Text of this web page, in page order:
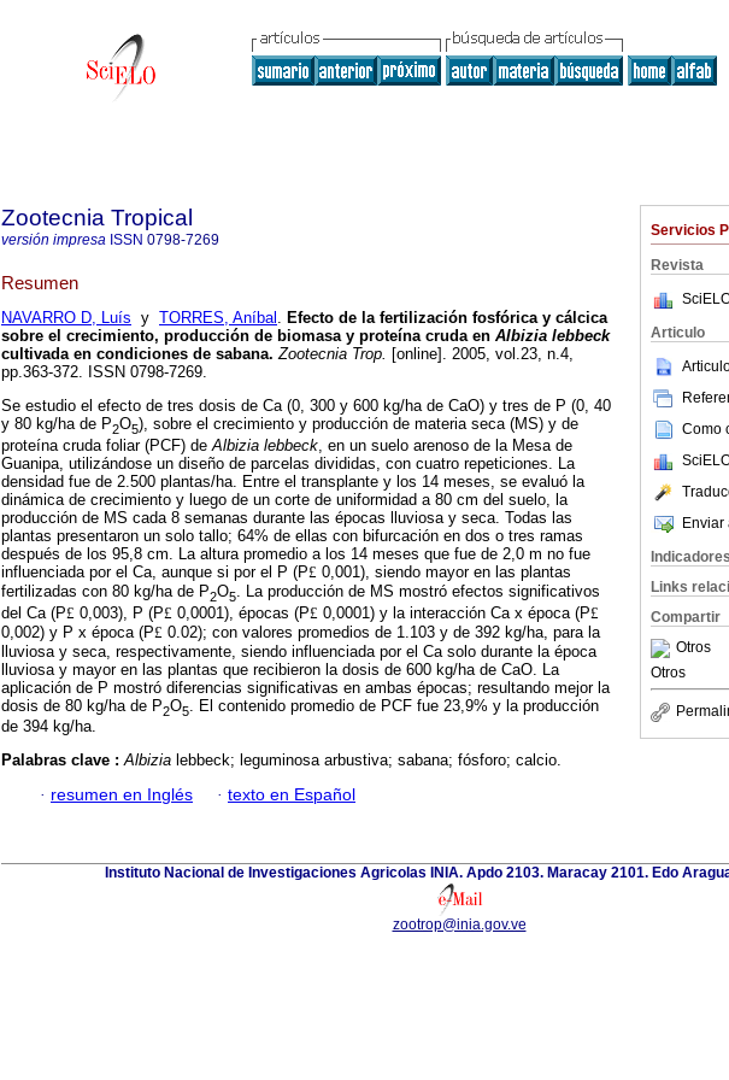
Servicios
Revista
Articulo
Como
Enviar
Indicadores
Links
Compartir
Otros
Otros
Zootecnia Tropical
versión impresa ISSN 0798-7269
Resumen
NAVARRO D, Luís y TORRES, Aníbal . Efecto de la fertilización fosfórica y cálcica
sobre el crecimiento, producción de biomasa y proteína cruda en Albizia lebbeck
cultivada en condiciones de sabana. Zootecnia Trop. [online]. 2005, vol.23, n.4,
pp.363-372. ISSN 0798-7269.
Se estudio el efecto de tres dosis de Ca (0, 300 y 600 kg/ha de CaO) y tres de P (0, 40
y 80 kg/ha de P2O5), sobre el crecimiento y producción de materia seca (MS) y de
proteína cruda foliar (PCF) de Albizia lebbeck , en un suelo arenoso de la Mesa de
Guanipa, utilizándose un diseño de parcelas divididas, con cuatro repeticiones. La
densidad fue de 2.500 plantas/ha. Entre el transplante y los 14 meses, se evaluó la
dinámica de crecimiento y luego de un corte de uniformidad a 80 cm del suelo, la
producción de MS cada 8 semanas durante las épocas lluviosa y seca. Todas las
plantas presentaron un solo tallo; 64% de ellas con bifurcación en dos o tres ramas
después de los 95,8 cm. La altura promedio a los 14 meses que fue de 2,0 m no fue
influenciada por el Ca, aunque si por el P (P£ 0,001), siendo mayor en las plantas
fertilizadas con 80 kg/ha de P2O5
. La producción de MS mostró efectos significativos
del Ca (P£ 0,003), P (P£ 0,0001), épocas (P£ 0,0001) y la interacción Ca x época (P£
0,002) y P x época (P£ 0.02); con valores promedios de 1.103 y de 392 kg/ha, para la
lluviosa y seca, respectivamente, siendo influenciada por el Ca solo durante la época
lluviosa y mayor en las plantas que recibieron la dosis de 600 kg/ha de CaO. La
aplicación de P mostró diferencias significativas en ambas épocas; resultando mejor la
dosis de 80 kg/ha de P2O5
. El contenido promedio de PCF fue 23,9% y la producción
de 394 kg/ha.
Palabras clave :Albizia lebbeck; leguminosa arbustiva; sabana; fósforo; calcio.
· resumen en Inglés · texto en Español
Instituto Nacional de Investigaciones Agricolas INIA. Apdo 2103. Maracay 2101. Edo
zootrop@inia.gov.ve